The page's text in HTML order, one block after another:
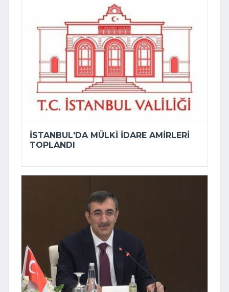
İSTANBUL'DA MÜLKI IDARE AMIRLERI
TOPLANDI